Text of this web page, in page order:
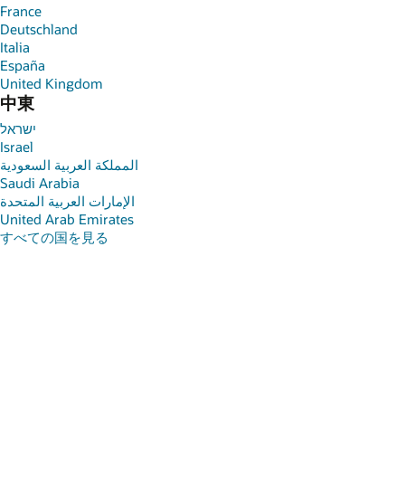
France
Deutschland
Italia
España
United Kingdom
中東
ישראל
Israel
المملكة العربية السعودية
Saudi Arabia
الإمارات العربية المتحدة
United Arab Emirates
すべての国を見る